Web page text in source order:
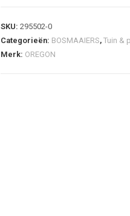
SKU: 295502-0
Categorieën: BOSMAAIERS, Tuin &
Merk: OREGON